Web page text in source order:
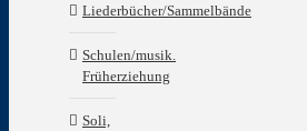
Liederbücher/Sammelbände
Schulen/musik.
Früherziehung
Soli,